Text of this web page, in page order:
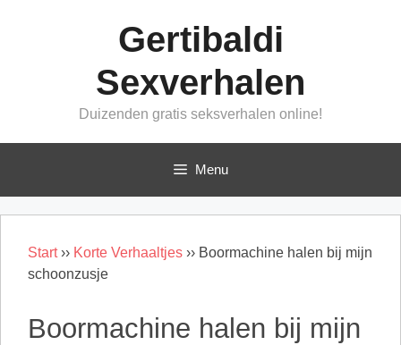
Gertibaldi
Sexverhalen
Duizenden gratis seksverhalen online!
Menu
Start›› Korte Verhaaltjes ›› Boormachine halen bij mijn
schoonzusje
Boormachine halen bij mijn